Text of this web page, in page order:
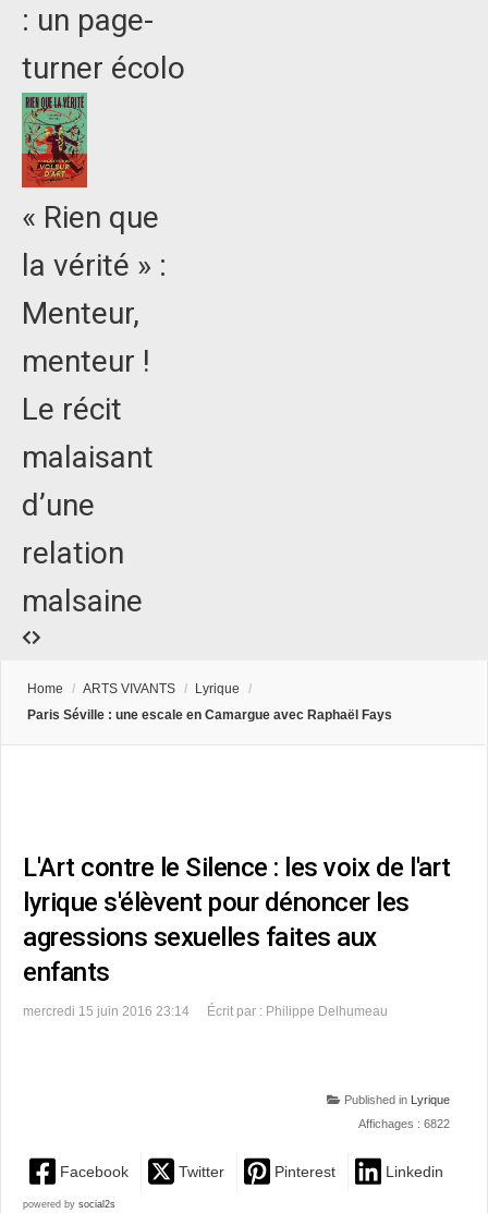
: un page-
turner écolo
« Rien que
la vérité » :
Menteur,
menteur !
Le récit
malaisant
d’une
relation
malsaine
Home / ARTS VIVANTS / Lyrique
/
Paris Séville : une escale en Camargue avec Raphaël Fays
L'Art contre le Silence : les voix de l'art
lyrique s'élèvent pour dénoncer les
agressions sexuelles faites aux
enfants
mercredi 15 juin 2016 23:14 Écrit par : Philippe Delhumeau
Published in
Lyrique
Affichages : 6822
Facebook Twitter Pinterest Linkedin
powered by social2s